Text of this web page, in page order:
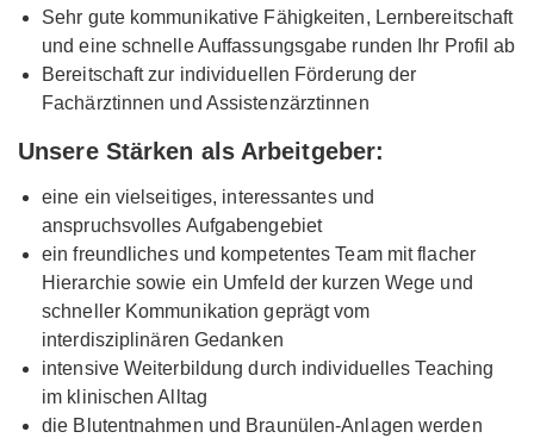
Sehr gute kommunikative Fähigkeiten, Lernbereitschaft
und eine schnelle Auffassungsgabe runden Ihr Profil ab
Bereitschaft zur individuellen Förderung der
Fachärztinnen und Assistenzärztinnen
Unsere Stärken als Arbeitgeber:
eine ein vielseitiges, interessantes und
anspruchsvolles Aufgabengebiet
ein freundliches und kompetentes Team mit flacher
Hierarchie sowie ein Umfeld der kurzen Wege und
schneller Kommunikation geprägt vom
interdisziplinären Gedanken
intensive Weiterbildung durch individuelles Teaching
im klinischen Alltag
die Blutentnahmen und Braunülen-Anlagen werden